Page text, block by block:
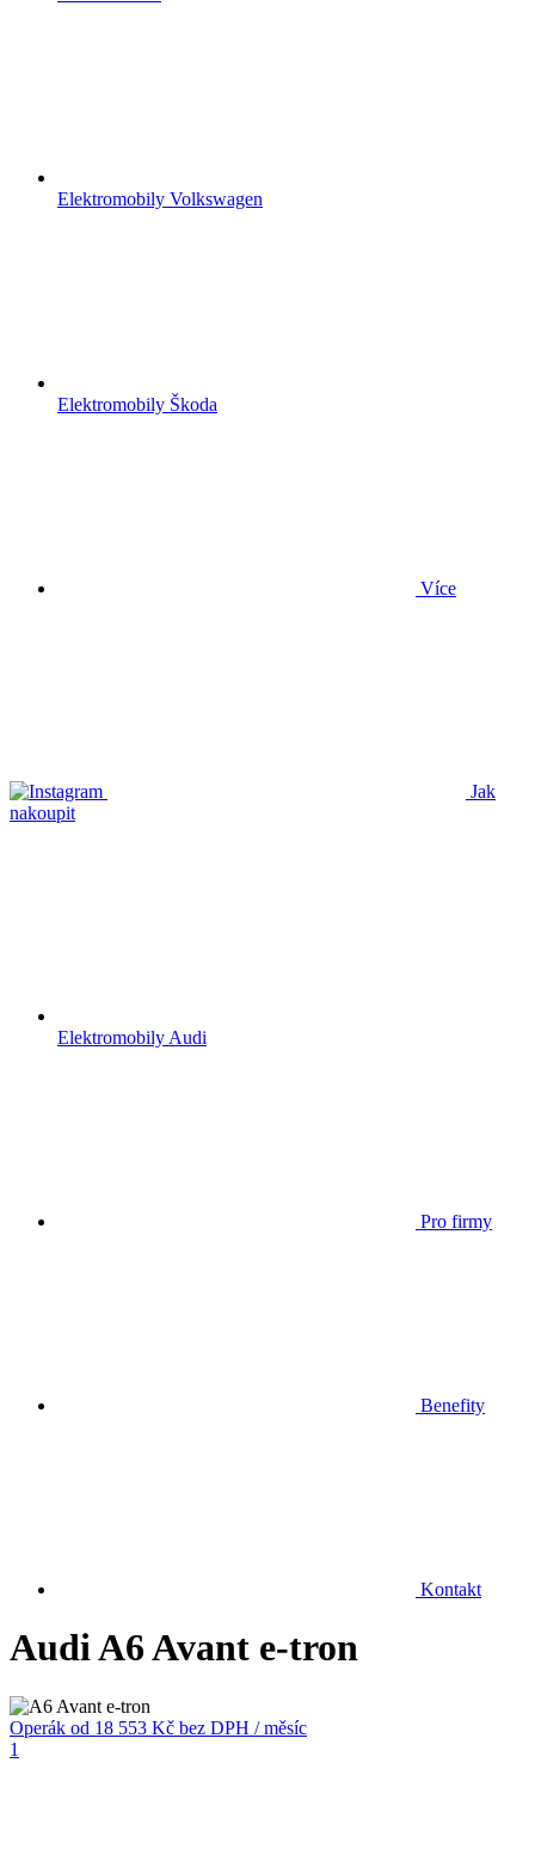
Elektromobily Volkswagen
Elektromobily Škoda
Více
Jak
nakoupit
Elektromobily Audi
Pro firmy
Benefity
Kontakt
Audi A6 Avant e-tron
Operák od 18 553 Kč bez DPH / měsíc
1